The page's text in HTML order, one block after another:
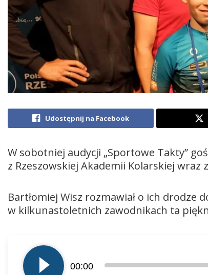
Udostępnij na Facebook
W sobotniej audycji „Sportowe Takty”
z Rzeszowskiej Akademii Kolarskiej
Bartłomiej Wisz rozmawiał o ich drodze
w kilkunastoletnich zawodnikach ta
plików
dźwiękowych
00:00